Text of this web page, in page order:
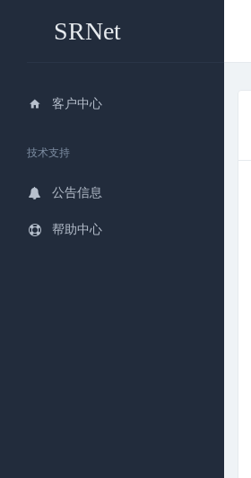
SRNet
客户中心
技术支持
公告信息
帮助中心